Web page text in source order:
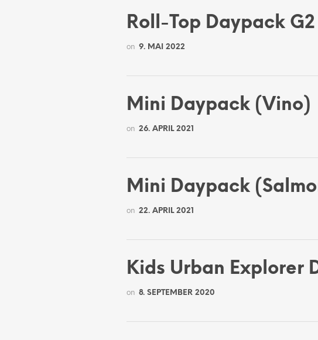
Roll-Top Daypack
on 9. MAI 2022
Mini Daypack (Vino)
on 26. APRIL 2021
Mini Daypack
on 22. APRIL 2021
Kids Urban Explorer
on 8. SEPTEMBER 2020